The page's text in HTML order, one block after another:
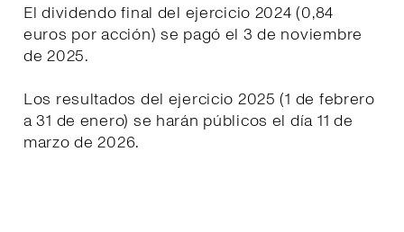
El dividendo final del ejercicio 2024 (0,84
euros por acción) se pagó el 3 de noviembre
de 2025.
Los resultados del ejercicio 2025 (1 de febrero
a 31 de enero) se harán públicos el día 11 de
marzo de 2026.